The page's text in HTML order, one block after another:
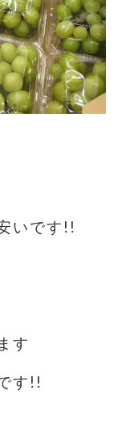
いです!!
す
す!!